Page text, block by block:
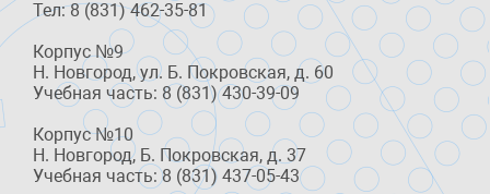
Тел: 8 (831) 462-35-81
Корпус №9
Н. Новгород, ул. Б. Покровская, д. 60
Учебная часть: 8 (831) 430-39-09
Корпус №10
Н. Новгород, Б. Покровская, д. 37
Учебная часть: 8 (831) 437-05-43